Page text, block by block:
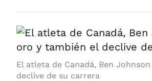
El atleta de Canadá, Ben
declive de su carrera